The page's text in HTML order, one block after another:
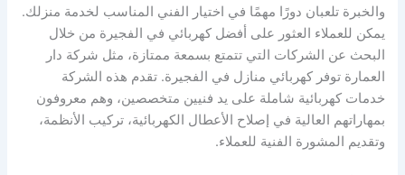
والخبرة تلعبان دورًا مهمًا في اختيار الفني المناسب لخدمة منزلك.
يمكن للعملاء العثور على أفضل كهربائي في الفجيرة من خلال
البحث عن الشركات التي تتمتع بسمعة ممتازة، مثل شركة دار
العمارة توفر كهربائي منازل في الفجيرة. تقدم هذه الشركة
خدمات كهربائية شاملة على يد فنيين متخصصين، وهم معروفون
بمهاراتهم العالية في إصلاح الأعطال الكهربائية، تركيب الأنظمة،
وتقديم المشورة الفنية للعملاء.